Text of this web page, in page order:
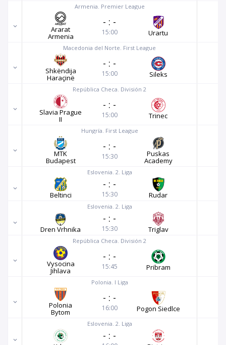
Armenia. Premier League
Ararat
Armenia
- : -
15:00 Urartu
Macedonia del Norte. First League
Shkëndija
Haraçinë
- : -
15:00 Sileks
República Checa. División 2
Slavia Prague
II
- : -
15:00 Trinec
Hungría. First League
MTK
Budapest
- : -
15:30 Puskas
Academy
Eslovenia. 2. Liga
Beltinci
- : -
15:30 Rudar
Eslovenia. 2. Liga
Dren Vrhnika
- : -
15:30 Triglav
República Checa. División 2
Vysocina
Jihlava
- : -
15:45 Pribram
Polonia. I Liga
Polonia
Bytom
- : -
16:00 Pogon Siedlce
Eslovenia. 2. Liga
- : -